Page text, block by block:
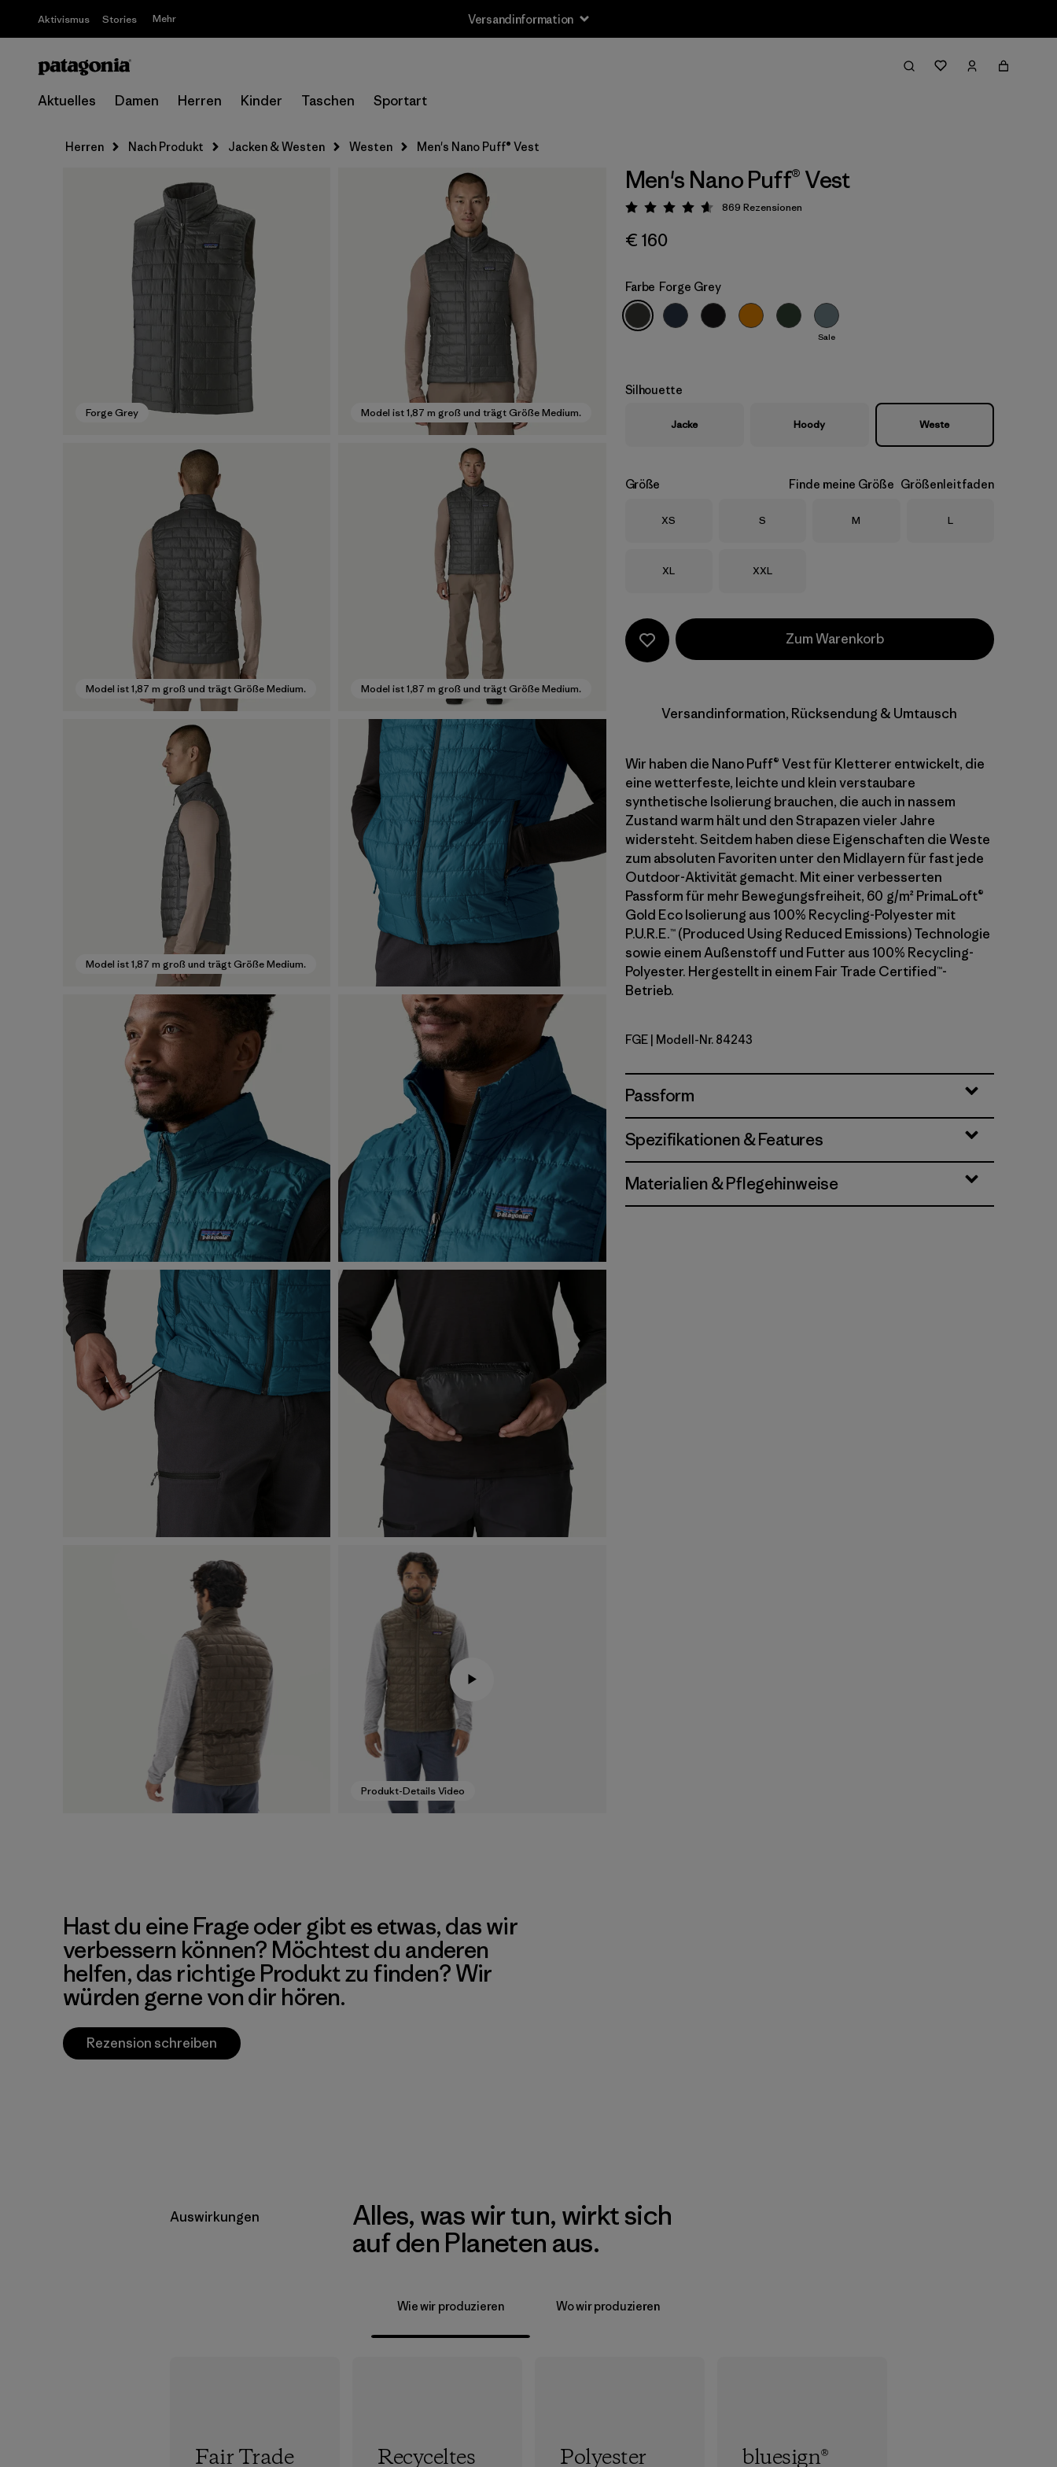
Aktivismus Stories Mehr Versandinformation
Aktuelles Damen Herren Kinder Taschen Sportart
Herren Nach Produkt Jacken & Westen Westen Men's Nano Puff® Vest
Forge Grey Model ist 1,87 m groß und trägt Größe Medium.
Model ist 1,87 m groß und trägt Größe Medium. Model ist 1,87 m groß und trägt Größe Medium.
Model ist 1,87 m groß und trägt Größe Medium.
Produkt-Details Video
Men's Nano Puff® Vest
Bewertung: 4.7 / 5
869 Rezensionen
€ 160
Farbe Forge Grey
Sale
Silhouette
Jacke Hoody Weste
Größe Finde meine Größe Größenleitfaden
Größe
XS Größe
S Größe
M Größe
L
Größe
XL Größe
XXL
Zum Warenkorb
Versandinformation, Rücksendung & Umtausch
Wir haben die Nano Puff® Vest für Kletterer entwickelt, die
eine wetterfeste, leichte und klein verstaubare
synthetische Isolierung brauchen, die auch in nassem
Zustand warm hält und den Strapazen vieler Jahre
widersteht. Seitdem haben diese Eigenschaften die Weste
zum absoluten Favoriten unter den Midlayern für fast jede
Outdoor-Aktivität gemacht. Mit einer verbesserten
Passform für mehr Bewegungsfreiheit, 60 g/m² PrimaLoft®
Gold Eco Isolierung aus 100% Recycling-Polyester mit
P.U.R.E.™ (Produced Using Reduced Emissions) Technologie
sowie einem Außenstoff und Futter aus 100% Recycling-
Polyester. Hergestellt in einem Fair Trade Certified™-
Betrieb.
Forge Grey
FGE | Modell-Nr. 84243
Passform
Spezifikationen & Features
Materialien & Pflegehinweise
Hast du eine Frage oder gibt es etwas, das wir
verbessern können? Möchtest du anderen
helfen, das richtige Produkt zu finden? Wir
würden gerne von dir hören.
Rezension schreiben
Auswirkungen
Alles, was wir tun, wirkt sich
auf den Planeten aus.
Wie wir produzieren Wo wir produzieren
Fair Trade Recyceltes Polyester bluesign®